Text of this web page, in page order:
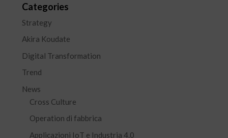
Categories
Strategy
Akira Koudate
Digital Transformation
Trend
News
Cross Culture
Operation di fabbrica
Applicazioni IoT e Industria 4.0